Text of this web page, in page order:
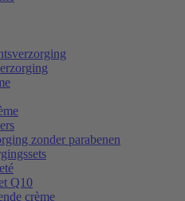
zonder parabenen
Q10
crème